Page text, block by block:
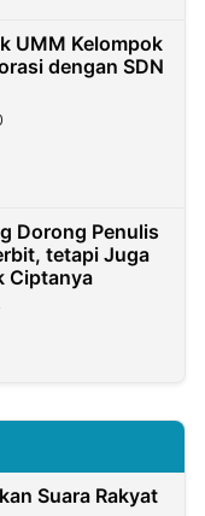
UMM Kelompok
dengan SDN
Dorong Penulis
tetapi Juga
Ciptanya
Suara Rakyat